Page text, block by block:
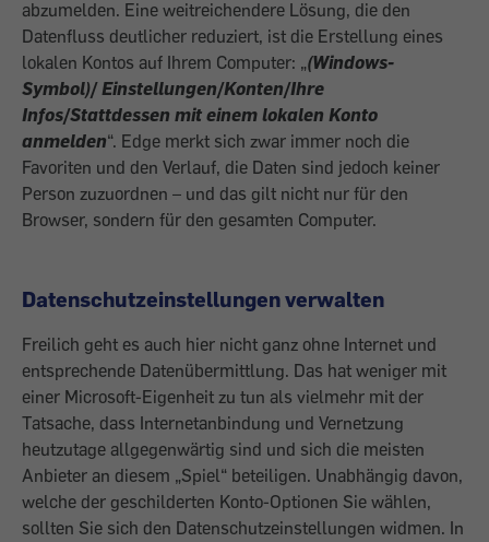
abzumelden. Eine weitreichendere Lösung, die den
Datenfluss deutlicher reduziert, ist die Erstellung eines
lokalen Kontos auf Ihrem Computer: „(Windows-
Symbol)/ Einstellungen/Konten/Ihre
Infos/Stattdessen mit einem lokalen Konto
anmelden“. Edge merkt sich zwar immer noch die
Favoriten und den Verlauf, die Daten sind jedoch keiner
Person zuzuordnen – und das gilt nicht nur für den
Browser, sondern für den gesamten Computer.
Datenschutzeinstellungen verwalten
Freilich geht es auch hier nicht ganz ohne Internet und
entsprechende Datenübermittlung. Das hat weniger mit
einer Microsoft-Eigenheit zu tun als vielmehr mit der
Tatsache, dass Internetanbindung und Vernetzung
heutzutage allgegenwärtig sind und sich die meisten
Anbieter an diesem „Spiel“ beteiligen. Unabhängig davon,
welche der geschilderten Konto-Optionen Sie wählen,
sollten Sie sich den Datenschutzeinstellungen widmen. In